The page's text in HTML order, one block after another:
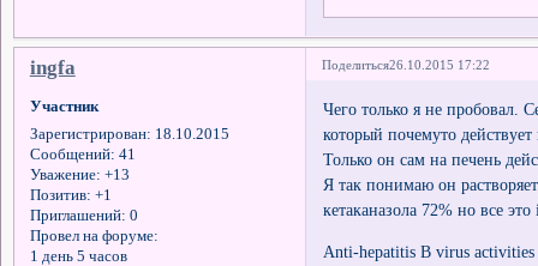
Поделиться26.10.2015 17:22
ingfa
Участник
Зарегистрирован: 18.10.2015
Сообщений: 41
Уважение: +13
Позитив: +1
Приглашений: 0
Провел на форуме:
1 день 5 часов
Чего только я не пробовал.
который почемуто
Только он сам на печень
Я так понимаю он
кетаканазола 72% но все
Anti-hepatitis B virus